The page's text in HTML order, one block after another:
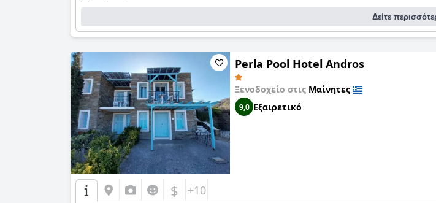
Δείτε
Perla Pool Hotel Andros
Ξενοδοχείο στις Μαίνητες
9,0 Εξαιρετικό
$ +10